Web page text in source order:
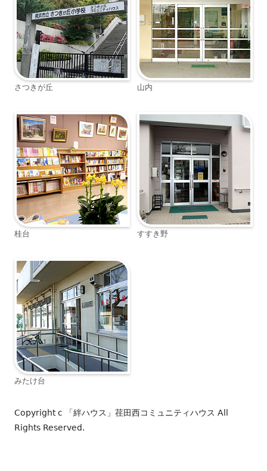
さつきが丘 山内
桂台 すすき野
みたけ台
Copyright c 「絆ハウス」荏田西コミュニティハウス All
Rights Reserved.